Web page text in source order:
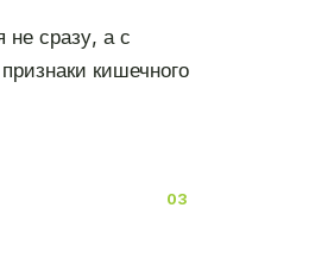
не сразу, а с
кишечного